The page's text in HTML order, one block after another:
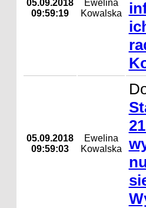
05.09.2018
09:59:19
Ewelina
Kowalska
05.09.2018
09:59:03
Ewelina
Kowalska